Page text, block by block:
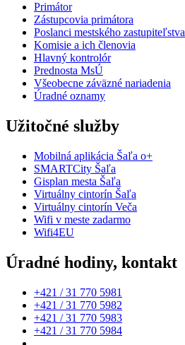
Primátor
Zástupcovia primátora
Poslanci mestského zastupiteľstva
Komisie a ich členovia
Hlavný kontrolór
Prednosta MsÚ
Všeobecne záväzné nariadenia
Úradné oznamy
Užitočné služby
Mobilná aplikácia Šaľa o+
SMARTCity Šaľa
Gisplan mesta Šaľa
Virtuálny cintorín Šaľa
Virtuálny cintorín Veča
Wifi v meste zadarmo
Wifi4EU
Úradné hodiny, kontakt
+421 / 31 770 5981
+421 / 31 770 5982
+421 / 31 770 5983
+421 / 31 770 5984